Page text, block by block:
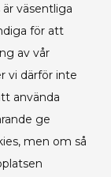
väsentliga
för att
av vår
vi därför inte
använda
ge
men om så